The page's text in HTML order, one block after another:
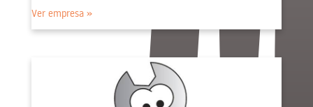
Ver empresa »